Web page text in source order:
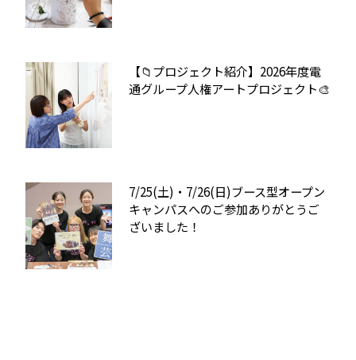
【📁プロジェクト紹介】2026年度電
通グループ人権アートプロジェクト🎨
7/25(土)・7/26(日)ブース型オープン
キャンパスへのご参加ありがとうご
ざいました！